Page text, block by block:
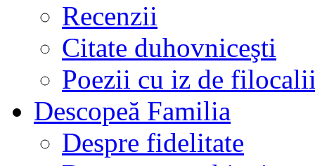
Recenzii
Citate duhovniceşti
Poezii cu iz de
Descopeă Familia
Despre fidelitate